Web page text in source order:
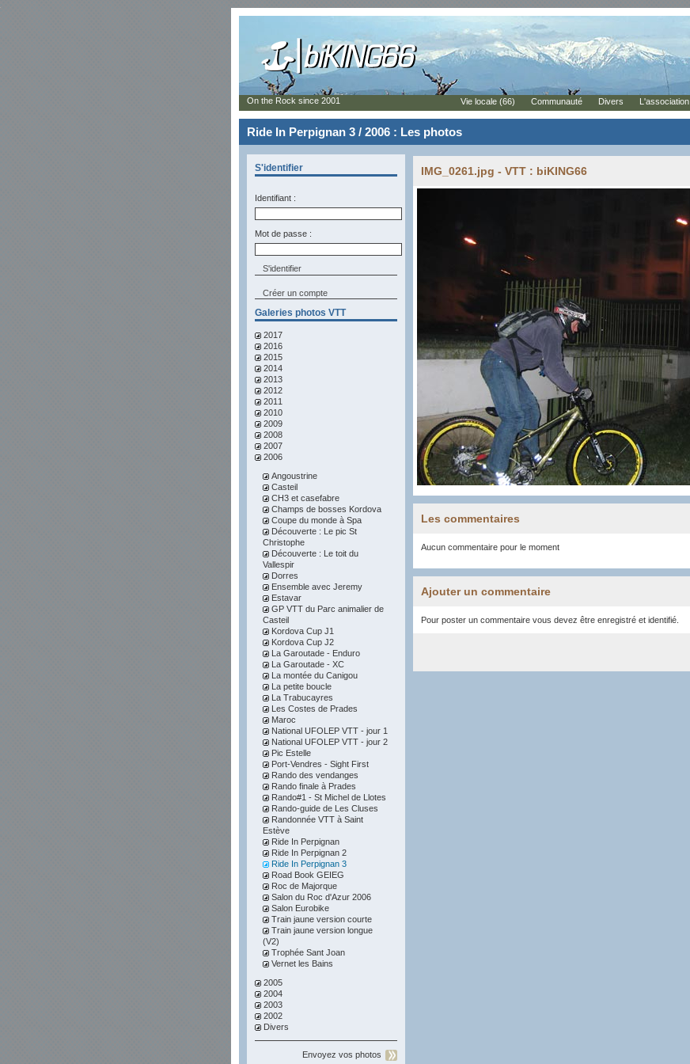
Ride In Perpignan 3 / 2006 : Les photos
S'identifier
Identifiant :
Mot de passe :
Créer un compte
Galeries photos VTT
2017
2016
2015
2014
2013
2012
2011
2010
2009
2008
2007
2006
Angoustrine
Casteil
CH3 et casefabre
Champs de bosses Kordova
Coupe du monde à Spa
Découverte : Le pic St
Christophe
Découverte : Le toit du
Vallespir
Dorres
Ensemble avec Jeremy
Estavar
GP VTT du Parc animalier de
Casteil
Kordova Cup J1
Kordova Cup J2
La Garoutade - Enduro
La Garoutade - XC
La montée du Canigou
La petite boucle
La Trabucayres
Les Costes de Prades
Maroc
National UFOLEP VTT - jour 1
National UFOLEP VTT - jour 2
Pic Estelle
Port-Vendres - Sight First
Rando des vendanges
Rando finale à Prades
Rando#1 - St Michel de Llotes
Rando-guide de Les Cluses
Randonnée VTT à Saint
Estève
Ride In Perpignan
Ride In Perpignan 2
Ride In Perpignan 3
Road Book GEIEG
Roc de Majorque
Salon du Roc d'Azur 2006
Salon Eurobike
Train jaune version courte
Train jaune version longue
(V2)
Trophée Sant Joan
Vernet les Bains
2005
2004
2003
2002
Divers
Envoyez vos photos
IMG_0261.jpg - VTT : biKING66
Les commentaires
Aucun commentaire pour le moment
Ajouter un commentaire
Pour poster un commentaire vous devez être enregistré et identifié.
On the Rock since 2001 Vie locale (66) Communauté Divers L'association